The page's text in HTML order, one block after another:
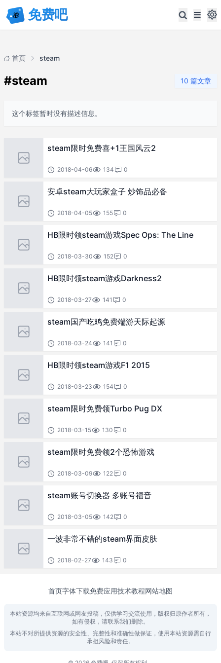
首页 steam
#steam 10 篇文章
这个标签暂时没有描述信息。
steam限时免费喜+1王国风云2
2018-04-06 134 0
安卓steam大玩家盒子 炒饰品必备
2018-04-05 155 0
HB限时领steam游戏Spec Ops: The Line
2018-03-30 152 0
HB限时领steam游戏Darkness2
2018-03-27 141 0
steam国产吃鸡免费端游天际起源
2018-03-24 141 0
HB限时领steam游戏F1 2015
2018-03-23 154 0
steam限时免费领Turbo Pug DX
2018-03-15 130 0
steam限时免费领2个恐怖游戏
2018-03-09 122 0
steam账号切换器 多账号福音
2018-03-05 142 0
一波非常不错的steam界面皮肤
2018-02-27 143 0
首页字体下载免费应用技术教程网站地图
本站资源均来自互联网或网友投稿，仅供学习交流使用，版权归原作者所有，
如有侵权，请联系我们删除。
本站不对所提供资源的安全性、完整性和准确性做保证，使用本站资源需自行
承担风险和责任。